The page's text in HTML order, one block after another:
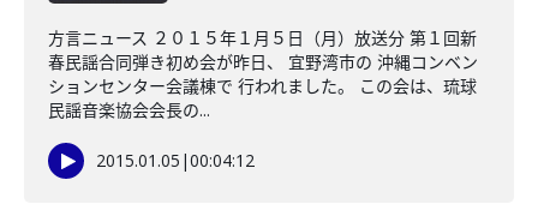
方言ニュース ２０１５年１月５日（月）放送分 第１回新
春民謡合同弾き初め会が昨日、 宜野湾市の 沖縄コンベン
ションセンター会議棟で 行われました。 この会は、琉球
民謡音楽協会会長の...
2015.01.05 |00:04:12